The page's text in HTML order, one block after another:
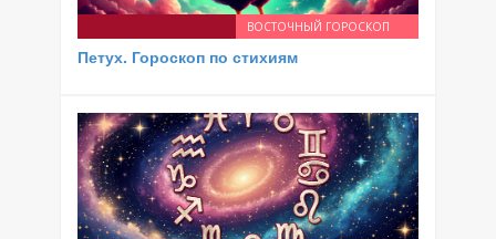
ВОСТОЧНЫЙ ГОРОСКОП
Петух. Гороскоп по стихиям